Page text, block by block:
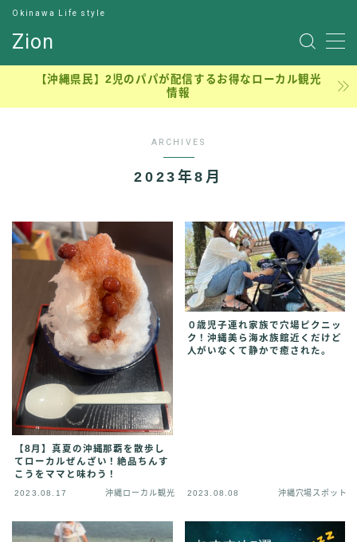
Zion
Okinawa Life style
サンプルページ
利用規約／特定商取引法に基づく表記
理学療法士の学生時代
運営者情報
【沖縄県民】2児のパパが配信するお得なローカル観光
情報
ARCHIVES
2023年8月
【8月】真夏の沖縄那覇を散歩し
てローカルぜんざい！絶品ちんす
こうをママと味わう！
2023.08.17 沖縄ローカル観光
０歳児子連れ家族で穴場ピクニッ
ク！沖縄美ら海水族館近くだけど
人がいなくて静かで癒された。
2023.08.08 沖縄穴場スポット